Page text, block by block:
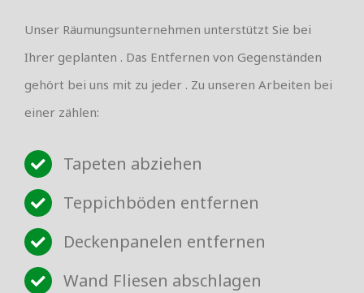
Unser Räumungsunternehmen unterstützt Sie bei
Ihrer geplanten . Das Entfernen von Gegenständen
gehört bei uns mit zu jeder . Zu unseren Arbeiten bei
einer zählen:
Tapeten abziehen
Teppichböden entfernen
Deckenpanelen entfernen
Wand Fliesen abschlagen